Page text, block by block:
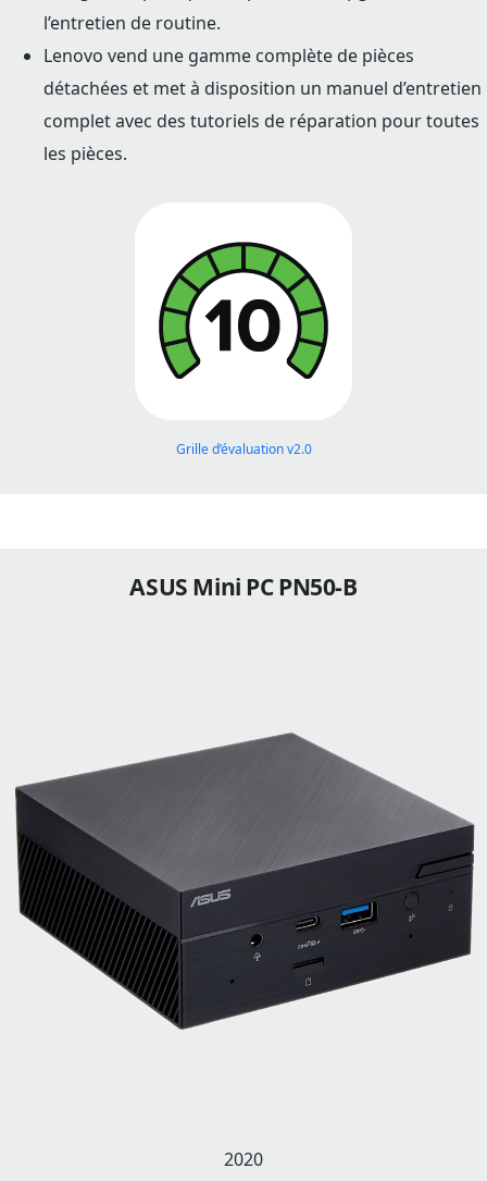
l’entretien de routine.
Lenovo vend une gamme complète de pièces
détachées et met à disposition un manuel d’entretien
complet avec des tutoriels de réparation pour toutes
les pièces.
Grille d’évaluation v2.0
ASUS Mini PC PN50-B
2020